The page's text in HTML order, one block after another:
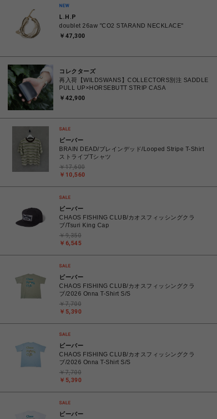
L.H.P
doublet 26aw "CO2 STARAND NECKLACE"
￥47,300
コレクターズ
再入荷【WILDSWANS】COLLECTORS別注 SADDLE
PULL UP×HORSEBUTT STRIP CASA
￥42,900
ビーバー
BRAIN DEAD/ブレインデッド/Looped Stripe T-Shirt
ストライプTシャツ
￥10,560
￥17,600
ビーバー
CHAOS FISHING CLUB/カオスフィッシングクラ
ブ/Tsuri King Cap
￥6,545
￥9,350
ビーバー
CHAOS FISHING CLUB/カオスフィッシングクラ
ブ/2026 Onna T-Shirt S/S
￥5,390
￥7,700
ビーバー
CHAOS FISHING CLUB/カオスフィッシングクラ
ブ/2026 Onna T-Shirt S/S
￥5,390
￥7,700
ビーバー